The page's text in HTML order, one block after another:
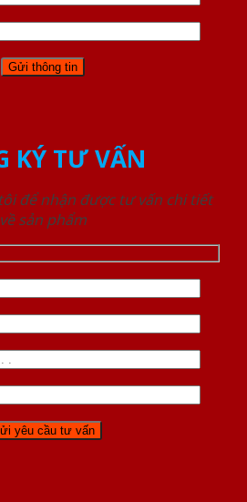
KÝ TƯ VẤN
để nhận được tư vấn chi tiết
về sản phẩm